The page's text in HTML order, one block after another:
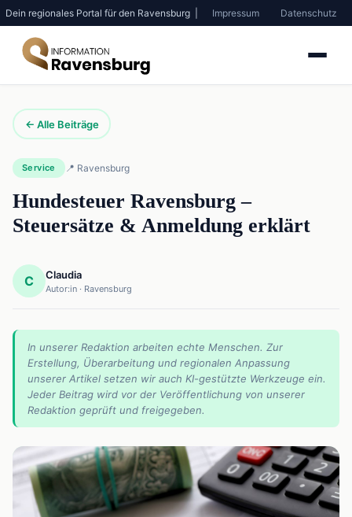
Dein regionales Portal für den Ravensburg | Impressum Datenschutz
← Alle Beiträge
Service 📍 Ravensburg
Hundesteuer Ravensburg –
Steuersätze & Anmeldung erklärt
C Claudia
Autor:in · Ravensburg
In unserer Redaktion arbeiten echte Menschen. Zur
Erstellung, Überarbeitung und regionalen Anpassung
unserer Artikel setzen wir auch KI-gestützte Werkzeuge ein.
Jeder Beitrag wird vor der Veröffentlichung von unserer
Redaktion geprüft und freigegeben.